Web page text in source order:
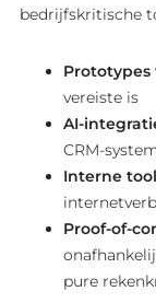
bedrijfskritische
vereiste is
AI-
CRM-
Interne
Proof-of-
pure